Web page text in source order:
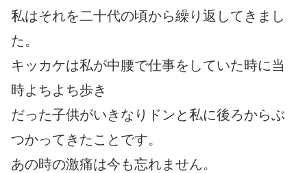
私はそれを二十代の頃から繰り返してきまし
た。
キッカケは私が中腰で仕事をしていた時に当
時よちよち歩き
だった子供がいきなりドンと私に後ろからぶ
つかってきたことです。
あの時の激痛は今も忘れません。